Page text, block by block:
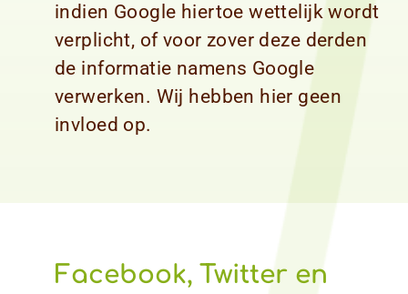
indien Google hiertoe wettelijk wordt
verplicht, of voor zover deze derden
de informatie namens Google
verwerken. Wij hebben hier geen
invloed op.
Facebook, Twitter en